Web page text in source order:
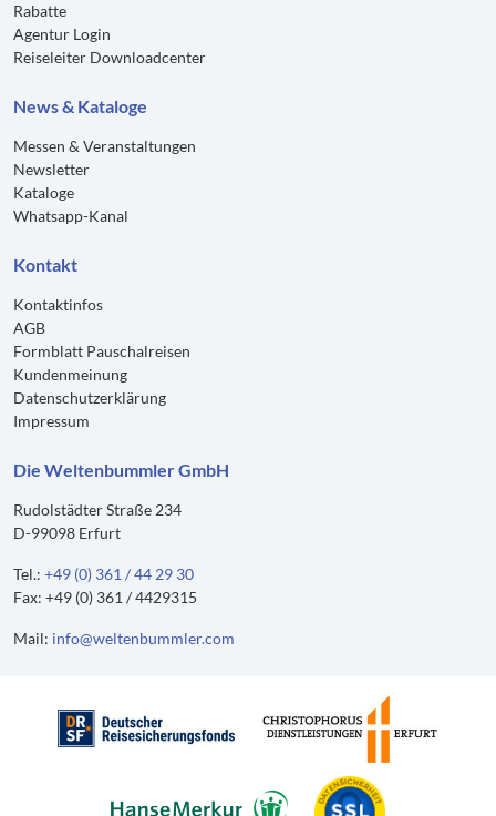
Rabatte
Agentur Login
Reiseleiter Downloadcenter
News & Kataloge
Messen & Veranstaltungen
Newsletter
Kataloge
Whatsapp-Kanal
Kontakt
Kontaktinfos
AGB
Formblatt Pauschalreisen
Kundenmeinung
Datenschutzerklärung
Impressum
Die Weltenbummler GmbH
Rudolstädter Straße 234
D-99098 Erfurt
Tel.: +49 (0) 361 / 44 29 30
Fax: +49 (0) 361 / 4429315
Mail: info@weltenbummler.com